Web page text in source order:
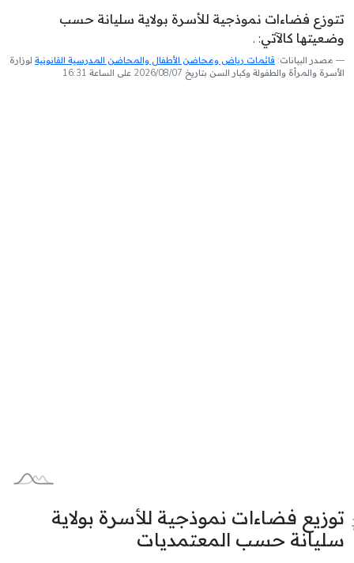
تتوزع فضاءات نموذجية للأسرة بولاية سليانة حسب
وضعيتها كالآتي: .
مصدر البيانات: قائمات رياض ومحاضن الأطفال والمحاضن المدرسية القانونية لوزارة
الأسرة والمرأة والطفولة وكبار السن بتاريخ 2026/08/07 على الساعة 16:31
توزيع فضاءات نموذجية للأسرة بولاية
سليانة حسب المعتمديات